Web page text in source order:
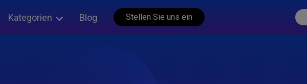
Kategorien Blog Stellen Sie uns ein